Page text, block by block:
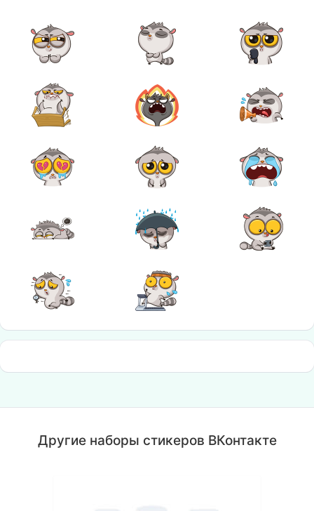
Другие наборы стикеров ВКонтакте